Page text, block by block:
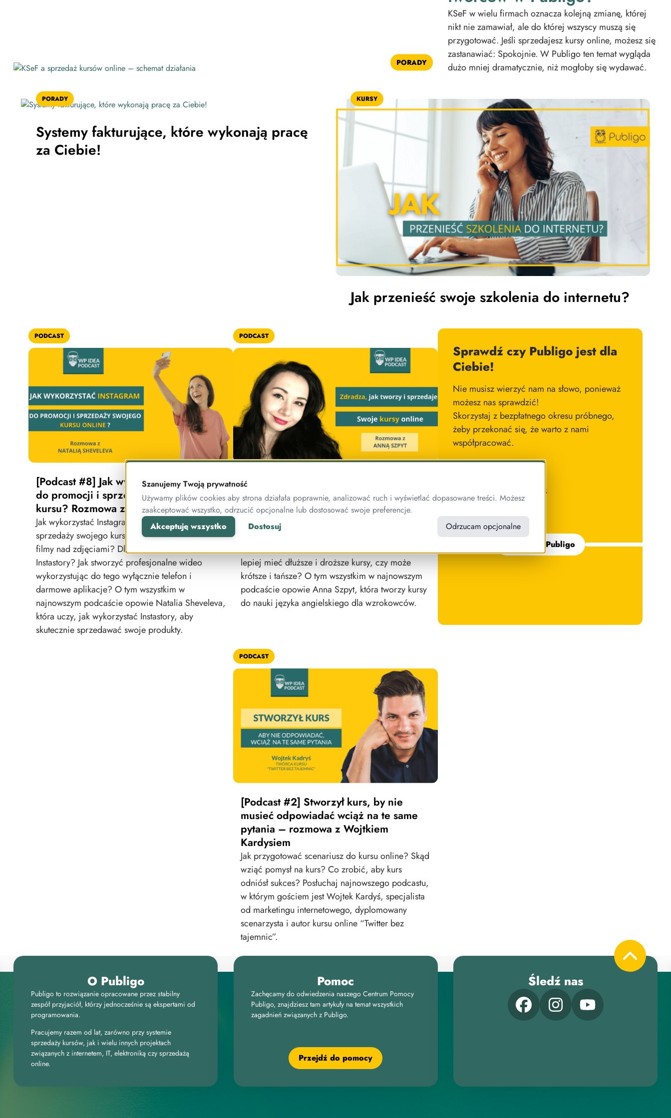
PORADY
KSeF w wielu firmach oznacza kolejną zmianę, której
nikt nie zamawiał, ale do której wszyscy muszą się
przygotować. Jeśli sprzedajesz kursy online, możesz się
zastanawiać: Spokojnie. W Publigo ten temat wygląda
dużo mniej dramatycznie, niż mogłoby się wydawać.
PORADY
Systemy fakturujące, które wykonają pracę
za Ciebie!
KURSY
Jak przenieść swoje szkolenia do internetu?
PODCAST
[Podcast #8] Jak wykorzystać Instagram
do promocji i sprzedaży swojego
kursu? Rozmowa z Natalią Sheveleva
Jak wykorzystać Instagram do promocji i
sprzedaży swojego kursu? Jaką przewagę mają
filmy nad zdjęciami? Dlaczego warto nagrywać
Instastory? Jak stworzyć profesjonalne wideo
wykorzystując do tego wyłącznie telefon i
darmowe aplikacje? O tym wszystkim w
najnowszym podcaście opowie Natalia Sheveleva,
która uczy, jak wykorzystać Instastory, aby
skutecznie sprzedawać swoje produkty.
PODCAST
[Podcast #7] Zdradza, jak tworzy i
sprzedaje swoje kursy! Rozmowa z
Anną Szpyt
Jak wykorzystać ruch organiczny w budowaniu
swojego biznesu? Dlaczego Youtube to idealne
lepiej mieć dłuższe i droższe kursy, czy może
krótsze i tańsze? O tym wszystkim w najnowszym
podcaście opowie Anna Szpyt, która tworzy kursy
do nauki języka angielskiego dla wzrokowców.
Sprawdź czy Publigo jest dla
Ciebie!
Nie musisz wierzyć nam na słowo, ponieważ
możesz nas sprawdzić!
Skorzystaj z bezpłatnego okresu próbnego,
żeby przekonać się, że warto z nami
współpracować.
INSTALACJA GRATIS
Przetestuj Publigo
PODCAST
[Podcast #2] Stworzył kurs, by nie
musieć odpowiadać wciąż na te same
pytania​​ – rozmowa z Wojtkiem
Kardysiem
Jak przygotować scenariusz do kursu online? Skąd
wziąć pomysł na kurs? Co zrobić, aby kurs
odniósł sukces? Posłuchaj najnowszego podcastu,
w którym gościem jest Wojtek Kardyś, specjalista
od marketingu internetowego, dyplomowany
scenarzysta i autor kursu online “Twitter bez
tajemnic”.
O Publigo
Publigo to rozwiązanie opracowane przez stabilny
zespół przyjaciół, którzy jednocześnie są ekspertami od
programowania.
Pracujemy razem od lat, zarówno przy systemie
sprzedaży kursów, jak i wielu innych projektach
związanych z internetem, IT, elektroniką czy sprzedażą
online.
Pomoc
Zachęcamy do odwiedzenia naszego Centrum Pomocy
Publigo, znajdziesz tam artykuły na temat wszystkich
zagadnień związanych z Publigo.
Przejdź do pomocy
Śledź nas
Szanujemy Twoją prywatność
Używamy plików cookies aby strona działała poprawnie, analizować ruch i wyświetlać dopasowane treści. Możesz
zaakceptować wszystko, odrzucić opcjonalne lub dostosować swoje preferencje.
Akceptuję wszystko
Dostosuj Odrzucam opcjonalne